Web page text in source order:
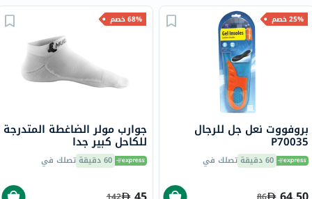
25% خصم
بروفووت نعل جل للرجال
P70035
60 دقيقة تصلك في
68% خصم
جوارب مولر الضاغطة المتدرجة
للكاحل كبير جدا
60 دقيقة تصلك في